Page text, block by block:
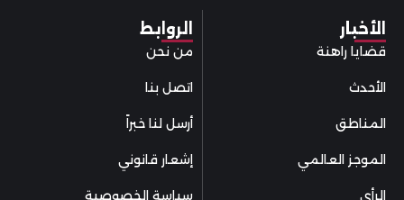
الأخبار
قضايا راهنة
الأحدث
المناطق
الموجز العالمي
الرأي
الروابط
من نحن
اتصل بنا
أرسل لنا خبراً
إشعار قانوني
سياسة الخصوصية